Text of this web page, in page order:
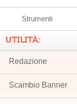
Strumenti
UTILITÀ:
Redazione
Scambio Banner